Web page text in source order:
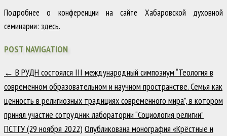
Подробнее о конференции на сайте Хабаровской духовной
семинарии: здесь.
POST NAVIGATION
← В РУДН состоялся III международный симпозиум “Теология в
современном образовательном и научном пространстве. Семья как
ценность в религиозных традициях современного мира”, в котором
принял участие сотрудник лаборатории “Социология религии”
ПСТГУ (29 ноября 2022) Опубликована монография «Крёстные и